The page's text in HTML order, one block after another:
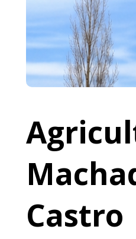
Castro